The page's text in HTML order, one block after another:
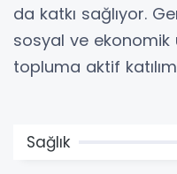
da katkı sağlıyor.
sosyal ve ekonomik
topluma aktif
Sağlık